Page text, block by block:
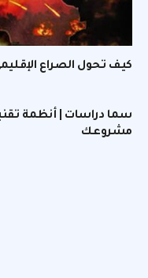
كيف تحول الصراع
سما دراسات | أنظمة
مشروعك